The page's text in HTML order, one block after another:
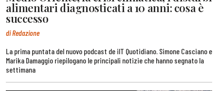
alimentari diagnosticati a 10 anni: cosa è
successo
di Redazione
La prima puntata del nuovo podcast de ilT Quotidiano. Simone Casciano e
Marika Damaggio riepilogano le principali notizie che hanno segnato la
settimana